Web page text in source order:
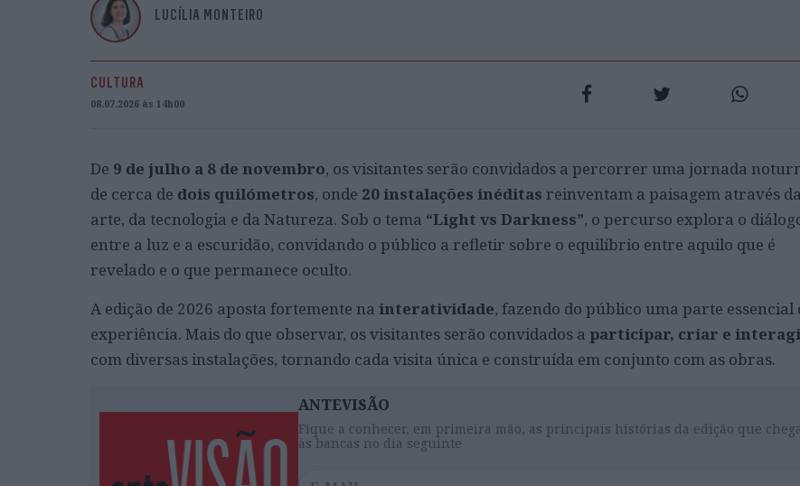
LUCÍLIA MONTEIRO
CULTURA
08.07.2026 às 14h00
De 9 de julho a 8 de novembro, os visitantes serão convidados a percorrer uma jornada
de cerca de dois quilómetros, onde 20 instalações inéditas reinventam a paisagem através da
arte, da tecnologia e da Natureza. Sob o tema “Light vs Darkness”, o percurso explora o
entre a luz e a escuridão, convidando o público a refletir sobre o equilíbrio entre aquilo que é
revelado e o que permanece oculto.
A edição de 2026 aposta fortemente na interatividade, fazendo do público uma parte essencial
experiência. Mais do que observar, os visitantes serão convidados a participar, criar e
com diversas instalações, tornando cada visita única e construída em conjunto com as obras.
ANTEVISÃO
Fique a conhecer, em primeira mão, as principais histórias da edição que
às bancas no dia seguinte